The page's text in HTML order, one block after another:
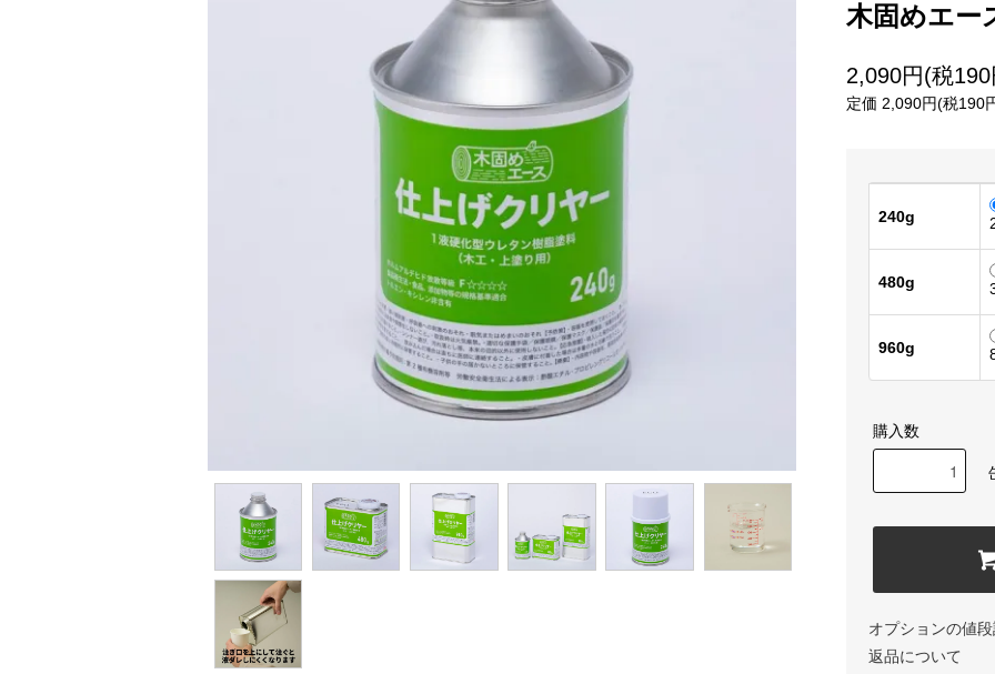
木固めエー
2,090円(税190
定価 2,090円(税190
240g
480g
960g
購入数
オプションの値
返品について